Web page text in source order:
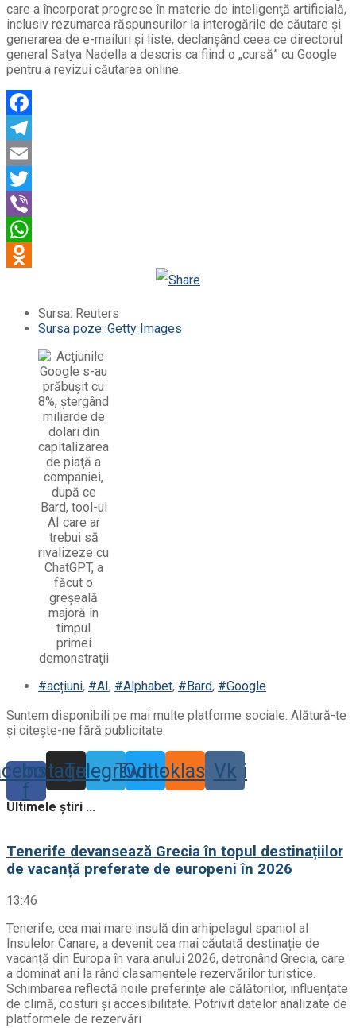
care a încorporat progrese în materie de inteligenţă artificială,
inclusiv rezumarea răspunsurilor la interogările de căutare şi
generarea de e-mailuri şi liste, declanşând ceea ce directorul
general Satya Nadella a descris ca fiind o „cursă” cu Google
pentru a revizui căutarea online.
Odnoklassniki
Sursa: Reuters
Sursa poze: Getty Images
#acțiuni, #AI, #Alphabet, #Bard, #Google
Suntem disponibili pe mai multe platforme sociale. Alătură-te
și citește-ne fără publicitate:
f
Instagram
TelegramTwitter
Odnoklassniki
Vk
Ultimele știri ...
Tenerife devansează Grecia în topul destinațiilor
de vacanță preferate de europeni în 2026
13:46
Tenerife, cea mai mare insulă din arhipelagul spaniol al
Insulelor Canare, a devenit cea mai căutată destinație de
vacanță din Europa în vara anului 2026, detronând Grecia, care
a dominat ani la rând clasamentele rezervărilor turistice.
Schimbarea reflectă noile preferințe ale călătorilor, influențate
de climă, costuri și accesibilitate. Potrivit datelor analizate de
platformele de rezervări